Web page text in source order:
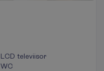
LCD televiisor
WC